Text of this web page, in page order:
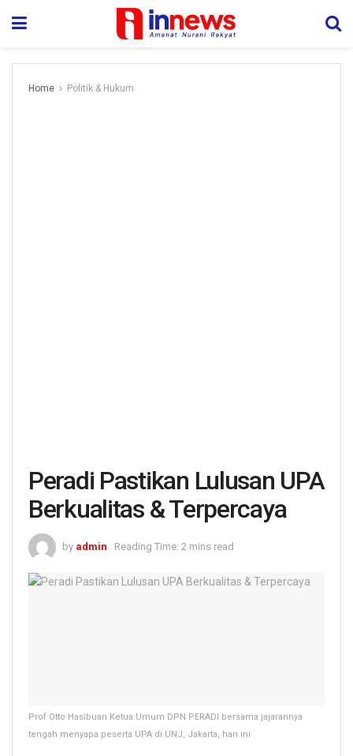
Home Politik & Hukum
Peradi Pastikan Lulusan UPA
Berkualitas & Terpercaya
by admin Reading Time: 2 mins read
Prof Otto Hasibuan Ketua Umum DPN PERADI bersama jajarannya
tengah menyapa peserta UPA di UNJ, Jakarta, hari ini